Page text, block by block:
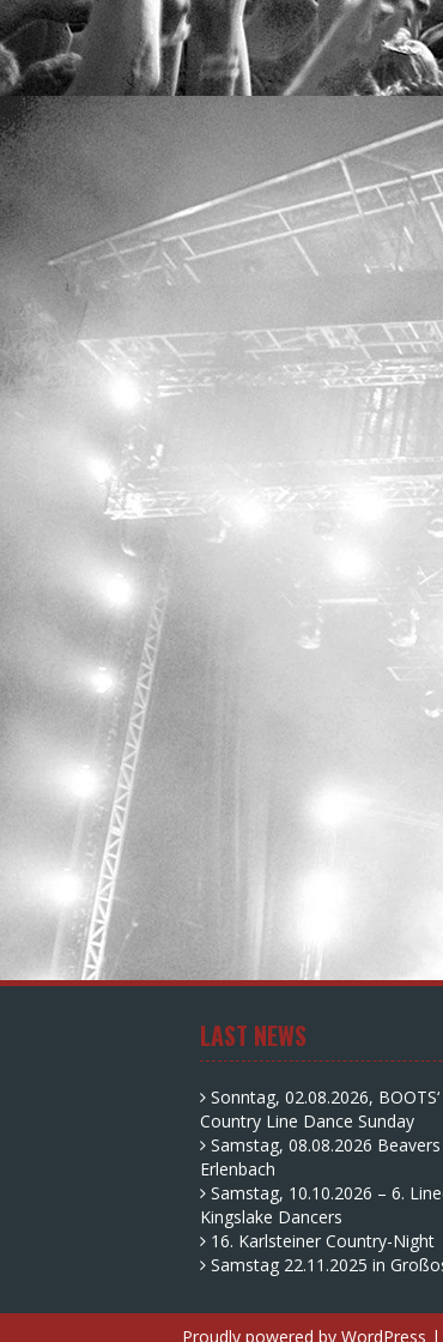
LAST NEWS
Sonntag, 02.08.2026, BOOTS‘
Country Line Dance Sunday
Samstag, 08.08.2026
Erlenbach
Samstag, 10.10.2026 – 6.
Kingslake Dancers
16. Karlsteiner Country-Night
Samstag 22.11.2025 in
Proudly powered by WordPress |